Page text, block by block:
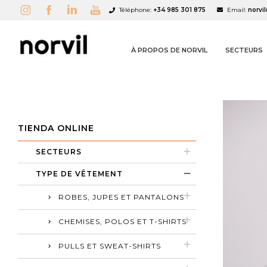
Téléphone: +34 985 301 875 Email:
À PROPOS DE NORVIL SECTEURS
TIENDA ONLINE
SECTEURS
TYPE DE VÊTEMENT
ROBES, JUPES ET PANTALONS
CHEMISES, POLOS ET T-SHIRTS
PULLS ET SWEAT-SHIRTS